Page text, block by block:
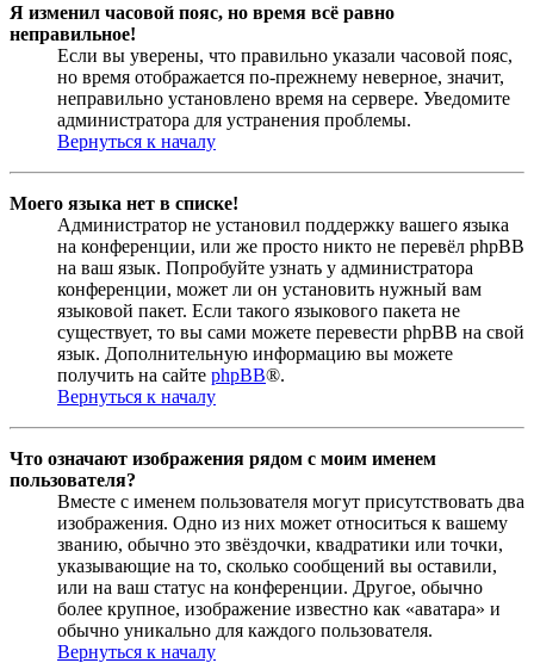
Я изменил часовой пояс, но время всё равно
неправильное!
Если вы уверены, что правильно указали часовой пояс,
но время отображается по-прежнему неверное, значит,
неправильно установлено время на сервере. Уведомите
администратора для устранения проблемы.
Вернуться к началу
Моего языка нет в списке!
Администратор не установил поддержку вашего языка
на конференции, или же просто никто не перевёл phpBB
на ваш язык. Попробуйте узнать у администратора
конференции, может ли он установить нужный вам
языковой пакет. Если такого языкового пакета не
существует, то вы сами можете перевести phpBB на свой
язык. Дополнительную информацию вы можете
получить на сайте phpBB®.
Вернуться к началу
Что означают изображения рядом с моим именем
пользователя?
Вместе с именем пользователя могут присутствовать два
изображения. Одно из них может относиться к вашему
званию, обычно это звёздочки, квадратики или точки,
указывающие на то, сколько сообщений вы оставили,
или на ваш статус на конференции. Другое, обычно
более крупное, изображение известно как «аватара» и
обычно уникально для каждого пользователя.
Вернуться к началу